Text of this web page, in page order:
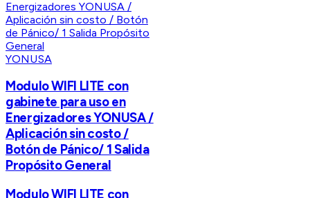
YONUSA
Modulo WIFI LITE con
gabinete para uso en
Energizadores YONUSA /
Aplicación sin costo /
Botón de Pánico/ 1 Salida
Propósito General
Modulo WIFI LITE con